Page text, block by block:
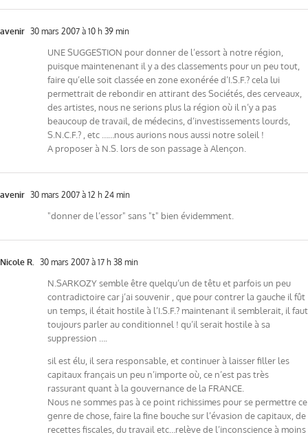
avenir 30 mars 2007 à 10 h 39 min
UNE SUGGESTION pour donner de l’essort à notre région,
puisque maintenenant il y a des classements pour un peu tout,
faire qu’elle soit classée en zone exonérée d’I.S.F.? cela lui
permettrait de rebondir en attirant des Sociétés, des cerveaux,
des artistes, nous ne serions plus la région où il n’y a pas
beaucoup de travail, de médecins, d’investissements lourds,
S.N.C.F.? , etc ……nous aurions nous aussi notre soleil !
A proposer à N.S. lors de son passage à Alençon.
avenir 30 mars 2007 à 12 h 24 min
"donner de l’essor" sans "t" bien évidemment.
Nicole R. 30 mars 2007 à 17 h 38 min
N.SARKOZY semble être quelqu’un de têtu et parfois un peu
contradictoire car j’ai souvenir , que pour contrer la gauche il fût
un temps, il était hostile à l’I.S.F.? maintenant il semblerait, il faut
toujours parler au conditionnel ! qu’il serait hostile à sa
suppression ….
sil est élu, il sera responsable, et continuer à laisser filler les
capitaux français un peu n’importe où, ce n’est pas très
rassurant quant à la gouvernance de la FRANCE.
Nous ne sommes pas à ce point richissimes pour se permettre ce
genre de chose, faire la fine bouche sur l’évasion de capitaux, de
recettes fiscales, du travail etc…relève de l’inconscience à moins